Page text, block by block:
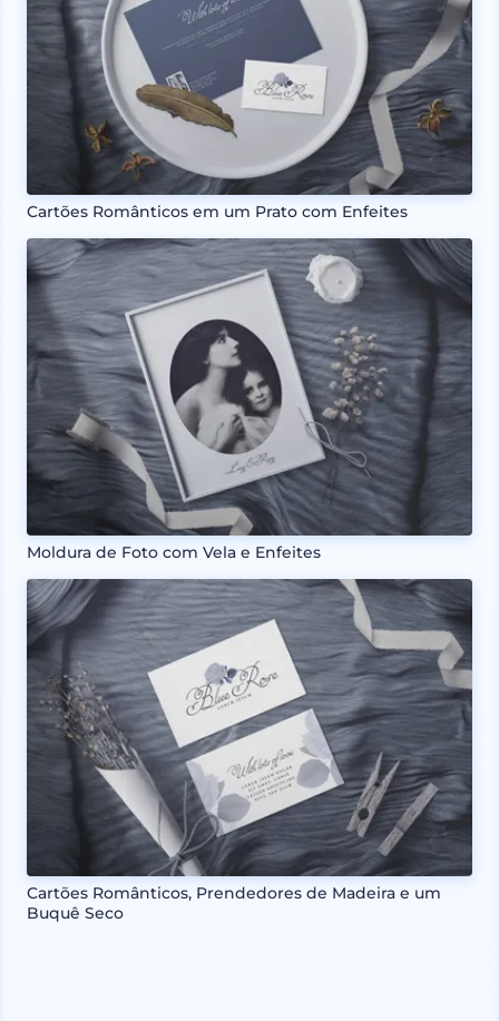
Cartões Românticos em um Prato com Enfeites
Moldura de Foto com Vela e Enfeites
Cartões Românticos, Prendedores de Madeira e um
Buquê Seco